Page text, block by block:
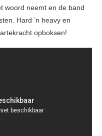
woord neemt en de band
Hard ’n heavy en
opboksen!